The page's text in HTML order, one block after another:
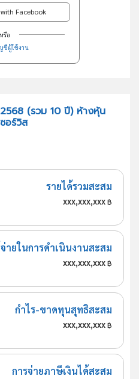
Facebook
หรือ
ชีผู้ใช้งาน
(รวม 10 ปี) ห้างหุ้น
อร์วิส
รายได้รวมสะสม
xxx,xxx,xxx฿
ายในการดำเนินงานสะสม
xxx,xxx,xxx฿
กำไร-ขาดทุนสุทธิสะสม
xxx,xxx,xxx฿
การจ่ายภาษีเงินได้สะสม